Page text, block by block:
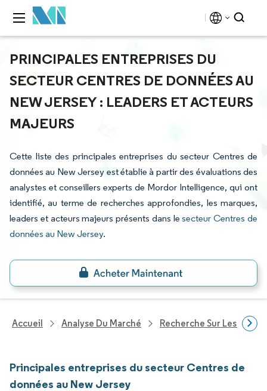
PRINCIPALES ENTREPRISES DU
SECTEUR CENTRES DE DONNÉES AU
NEW JERSEY : LEADERS ET ACTEURS
MAJEURS
Cette liste des principales entreprises du secteur Centres de
données au New Jersey est établie à partir des évaluations des
analystes et conseillers experts de Mordor Intelligence, qui ont
identifié, au terme de recherches approfondies, les marques,
leaders et acteurs majeurs présents dans lesecteur Centres de
données au New Jersey.
Accueil Analyse Du Marché Recherche Sur Les
Principales entreprises du secteur Centres de
données au New Jersey